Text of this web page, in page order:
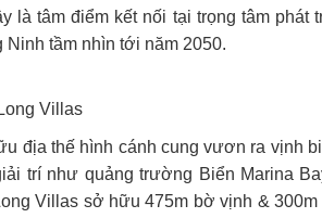
là tâm điểm kết nối tại trọng tâm
Ninh tầm nhìn tới năm 2050.
Villas
địa thế hình cánh cung vươn ra vịnh
trí như quảng trường Biển Marina
Villas sở hữu 475m bờ vịnh &